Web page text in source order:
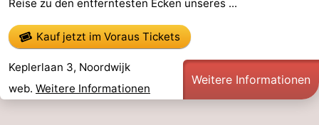
Reise zu den entferntesten Ecken unseres ...
Kauf jetzt im Voraus Tickets
Keplerlaan 3, Noordwijk
web. Weitere Informationen
Weitere Informationen